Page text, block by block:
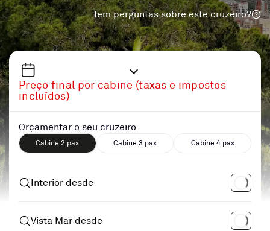
Tem perguntas sobre este cruzeiro?
Preço final por cabine (taxas e impostos
incluídos)
Orçamentar o seu cruzeiro
Cabine 2 pax Cabine 3 pax Cabine 4 pax
Interior desde
Vista Mar desde